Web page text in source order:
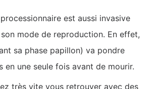
est aussi invasive
son mode de reproduction. En effet,
sa phase papillon) va pondre
en une seule fois avant de mourir.
très vite vous retrouver avec des